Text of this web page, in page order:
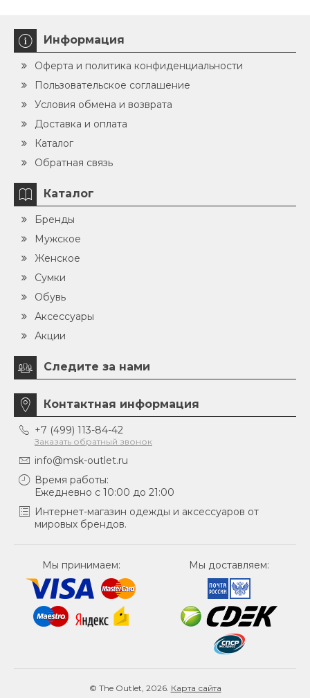
Информация
Оферта и политика конфиденциальности
Пользовательское соглашение
Условия обмена и возврата
Доставка и оплата
Каталог
Обратная связь
Каталог
Бренды
Мужское
Женское
Сумки
Обувь
Аксессуары
Акции
Следите за нами
Контактная информация
+7 (499) 113-84-42
Заказать обратный звонок
info@msk-outlet.ru
Время работы:
Ежедневно с 10:00 до 21:00
Интернет-магазин одежды и аксессуаров от
мировых брендов.
Мы принимаем: Мы доставляем:
© The Outlet, 2026. Карта сайта